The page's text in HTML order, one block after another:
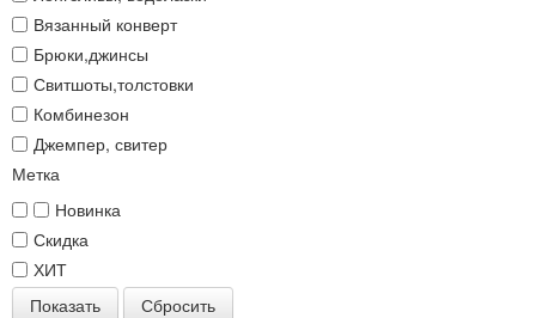
Вязанный конверт
Брюки,джинсы
Свитшоты,толстовки
Комбинезон
Джемпер, свитер
Метка
Новинка
Скидка
ХИТ
Показать
Сбросить